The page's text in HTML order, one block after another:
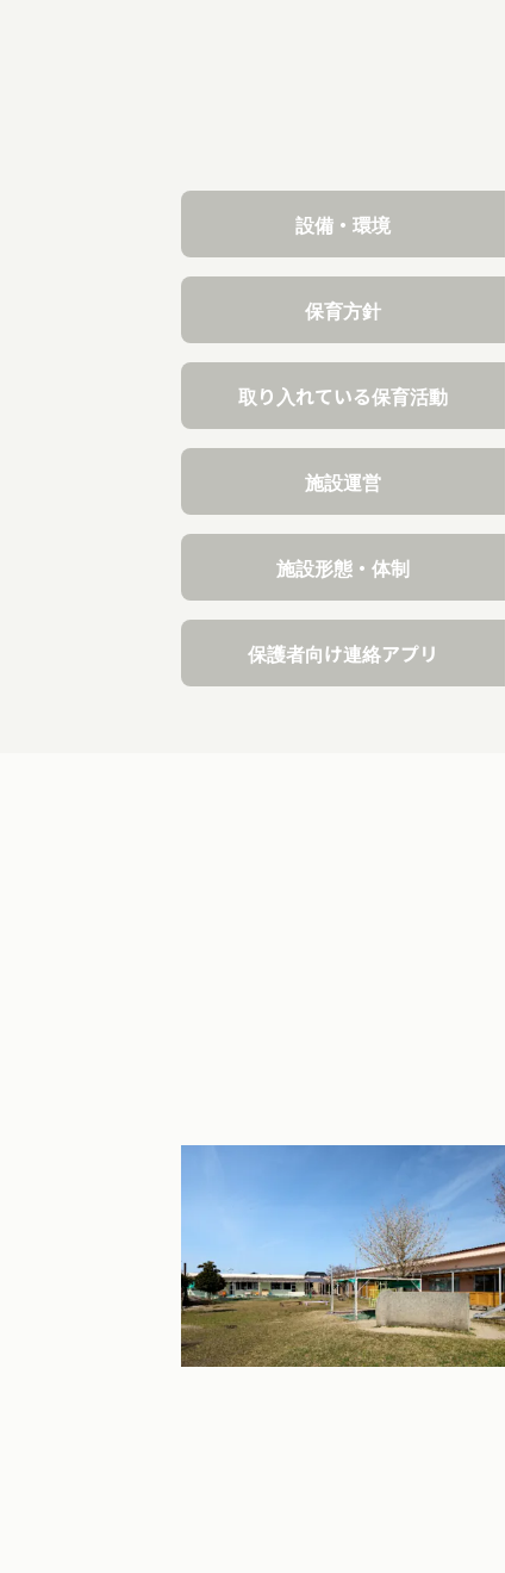
設備・環境
保育方針
取り入れている保育活動
施設運営
施設形態・体制
保護者向け連絡アプリ
木や築山があり、自然を感じながら
庭。興味関心を深められるようにお
の道具や砂場を設け、自ら遊びを選
しさを表現できます。保護者と一緒
した遊具も。